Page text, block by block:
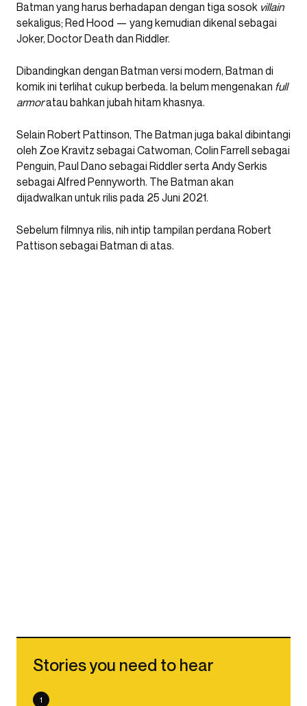
Batman yang harus berhadapan dengan tiga sosok villain
sekaligus; Red Hood — yang kemudian dikenal sebagai
Joker, Doctor Death dan Riddler.
Dibandingkan dengan Batman versi modern, Batman di
komik ini terlihat cukup berbeda. Ia belum mengenakan full
armoratau bahkan jubah hitam khasnya.
Selain Robert Pattinson, The Batman juga bakal dibintangi
oleh Zoe Kravitz sebagai Catwoman, Colin Farrell sebagai
Penguin, Paul Dano sebagai Riddler serta Andy Serkis
sebagai Alfred Pennyworth. The Batman akan
dijadwalkan untuk rilis pada 25 Juni 2021.
Sebelum filmnya rilis, nih intip tampilan perdana Robert
Pattison sebagai Batman di atas.
Stories you need to hear
1